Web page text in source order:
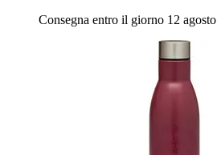
Consegna entro il giorno 12 agosto